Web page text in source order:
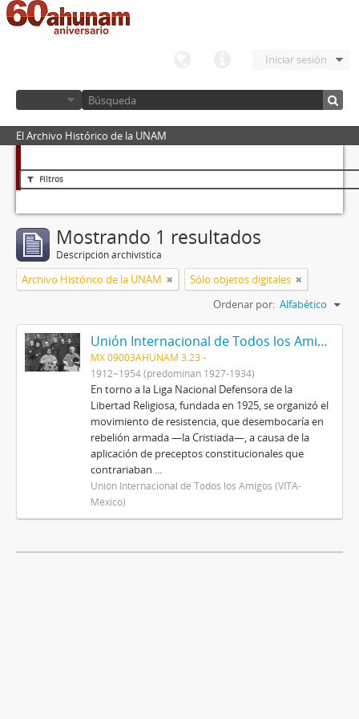
Iniciar sesión
El Archivo Histórico de la UNAM
Filtros
Mostrando 1 resultados
Descripción archivística
Archivo Histórico de la UNAM
Sólo objetos digitales
Ordenar por: Alfabético
Unión Internacional de Todos los Amigos (VITA-México)
MX 09003AHUNAM 3.23
1912~1954 (predominan 1927-1934)
En torno a la Liga Nacional Defensora de la
Libertad Religiosa, fundada en 1925, se organizó el
movimiento de resistencia, que desembocaría en
rebelión armada —la Cristiada—, a causa de la
aplicación de preceptos constitucionales que
contrariaban ...
Unión Internacional de Todos los Amigos (VITA-
México)